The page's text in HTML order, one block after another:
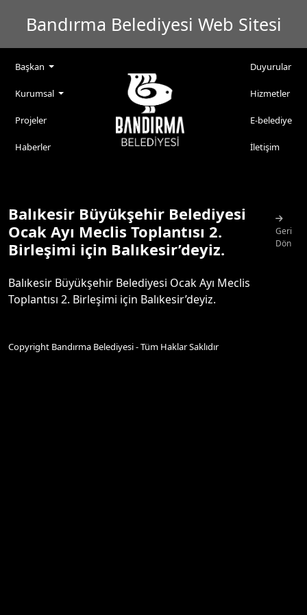
Bandırma Belediyesi Web Sitesi
Başkan
Kurumsal
Projeler
Haberler
Duyurular
Hizmetler
E-belediye
İletişim
Balıkesir Büyükşehir Belediyesi
Ocak Ayı Meclis Toplantısı 2.
Birleşimi için Balıkesir’deyiz.
Geri
Dön
Balıkesir Büyükşehir Belediyesi Ocak Ayı Meclis
Toplantısı 2. Birleşimi için Balıkesir’deyiz.
Copyright Bandırma Belediyesi - Tüm Haklar Saklıdır